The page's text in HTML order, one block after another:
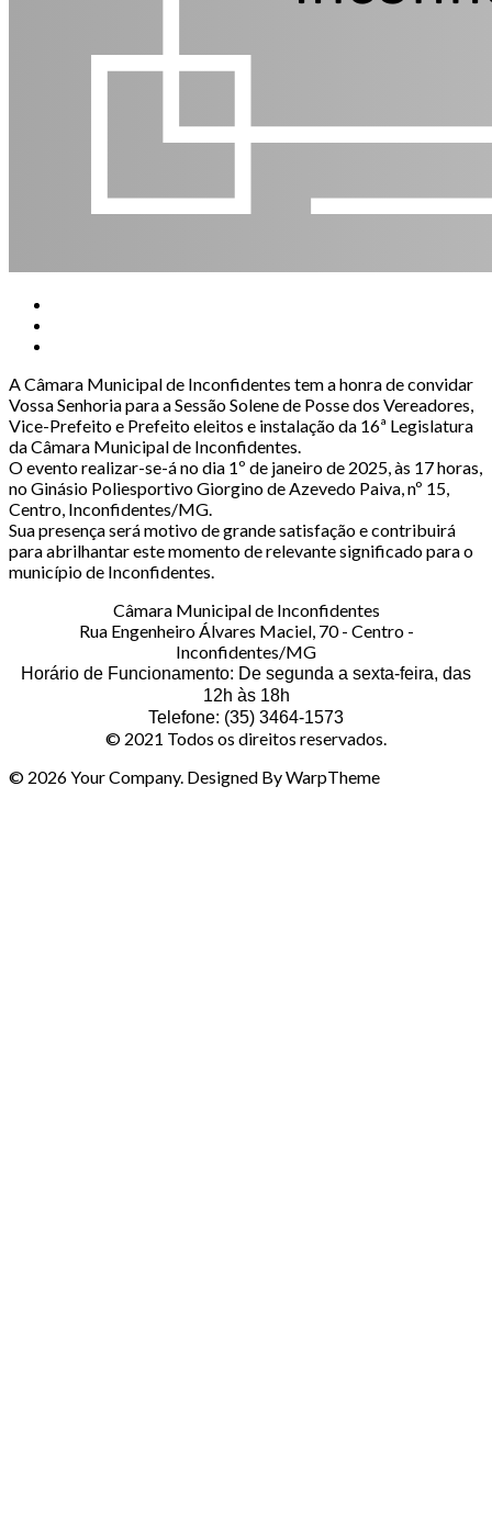
A Câmara Municipal de Inconfidentes tem a honra de convidar
Vossa Senhoria para a Sessão Solene de Posse dos Vereadores,
Vice-Prefeito e Prefeito eleitos e instalação da 16ª Legislatura
da Câmara Municipal de Inconfidentes.
O evento realizar-se-á no dia 1º de janeiro de 2025, às 17 horas,
no Ginásio Poliesportivo Giorgino de Azevedo Paiva, nº 15,
Centro, Inconfidentes/MG.
Sua presença será motivo de grande satisfação e contribuirá
para abrilhantar este momento de relevante significado para o
município de Inconfidentes.
Câmara Municipal de Inconfidentes
Rua Engenheiro Álvares Maciel, 70 - Centro -
Inconfidentes/MG
Horário de Funcionamento: De segunda a sexta-feira, das
12h às 18h
Telefone: (35) 3464-1573
© 2021 Todos os direitos reservados.
© 2026 Your Company. Designed By WarpTheme